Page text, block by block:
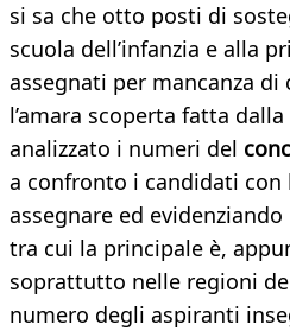
si sa che otto posti di
scuola dell’infanzia e alla
assegnati per mancanza di
l’amara scoperta fatta dalla
analizzato i numeri del
a confronto i candidati con
assegnare ed
tra cui la principale è,
soprattutto nelle regioni
numero degli aspiranti